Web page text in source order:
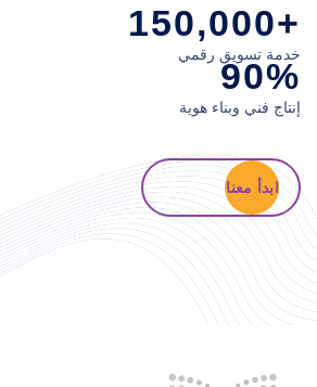
+150,000
خدمة تسويق رقمي
90%
إنتاج فني وبناء هوية
ابدأ معنا